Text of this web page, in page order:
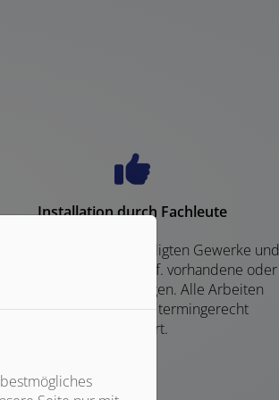
Installation durch Fachleute
koordinieren alle beteiligten Gewerke und
Abstimmung auf ggf. vorhandene oder
benötigte Heizungsanlagen. Alle Arbeiten
werden sorgfältig und termingerecht
ausgeführt.